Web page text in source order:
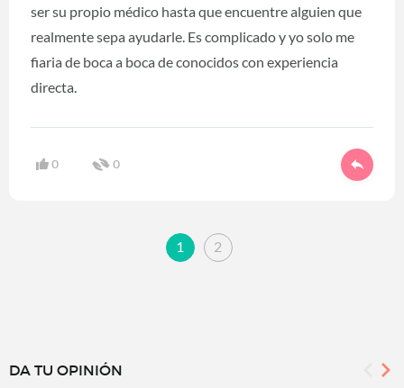
ser su propio médico hasta que encuentre alguien que
realmente sepa ayudarle. Es complicado y yo solo me
fiaria de boca a boca de conocidos con experiencia
directa.
0 0
1 2
DA TU OPINIÓN